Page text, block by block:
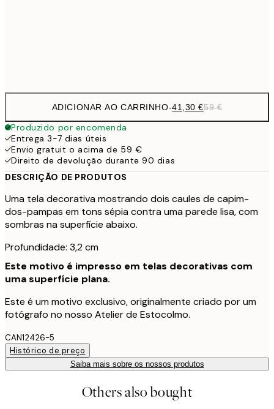
ADICIONAR AO CARRINHO-41,30 €59 €
Produzido por encomenda
Entrega 3-7 dias úteis
Envio gratuit o acima de 59 €
Direito de devolução durante 90 dias
DESCRIÇÃO DE PRODUTOS
Uma tela decorativa mostrando dois caules de capim-
dos-pampas em tons sépia contra uma parede lisa, com
sombras na superfície abaixo.
Profundidade: 3,2 cm
Este motivo é impresso em telas decorativas com
uma superfície plana.
Este é um motivo exclusivo, originalmente criado por um
fotógrafo no nosso Atelier de Estocolmo.
CAN12426-5
Histórico de preço
Saiba mais sobre os nossos produtos
Others also bought